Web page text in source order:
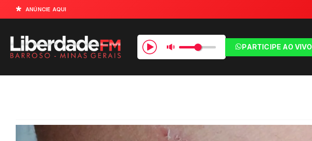
ANÚNCIE AQUI
PARTICIPE AO VIVO